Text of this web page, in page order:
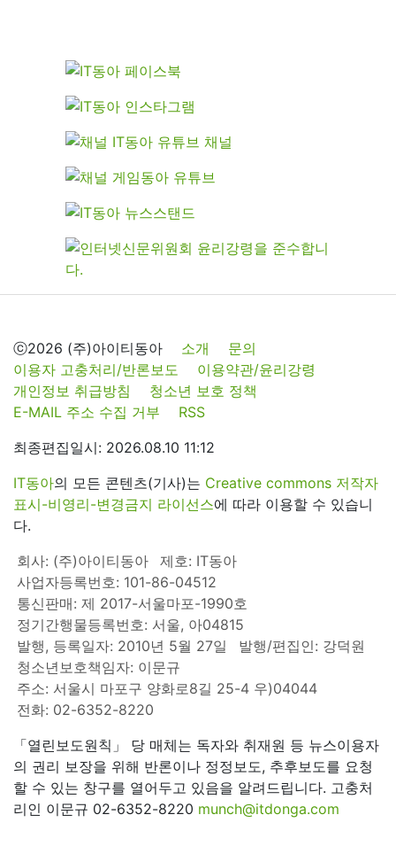
ⓒ2026 (주)아이티동아 소개
문의
이용자 고충처리/반론보도
이용약관/윤리강령
개인정보 취급방침
청소년 보호 정책
E-MAIL 주소 수집 거부
RSS
최종편집일시: 2026.08.10 11:12
IT동아의 모든 콘텐츠(기사)는 Creative commons 저작자
표시-비영리-변경금지 라이선스에 따라 이용할 수 있습니
다.
회사: (주)아이티동아
제호: IT동아
사업자등록번호: 101-86-04512
통신판매: 제 2017-서울마포-1990호
정기간행물등록번호: 서울, 아04815
발행, 등록일자: 2010년 5월 27일
발행/편집인: 강덕원
청소년보호책임자: 이문규
주소: 서울시 마포구 양화로8길 25-4 우)04044
전화: 02-6352-8220
「열린보도원칙」 당 매체는 독자와 취재원 등 뉴스이용자
의 권리 보장을 위해 반론이나 정정보도, 추후보도를 요청
할 수 있는 창구를 열어두고 있음을 알려드립니다. 고충처
리인 이문규 02-6352-8220 munch@itdonga.com